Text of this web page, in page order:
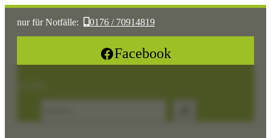
nur für Notfälle: 0176 / 70914819
05361 / 3070775Facebook